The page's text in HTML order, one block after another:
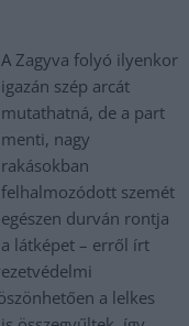
A Zagyva folyó ilyenkor
igazán szép arcát
mutathatná, de a part
menti, nagy
rakásokban
felhalmozódott szemét
egészen durván rontja
a látképet – erről írt
a lelkes